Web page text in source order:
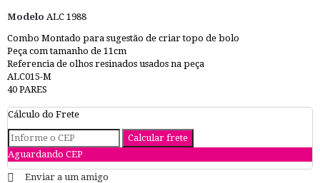
Modelo ALC 1988
Combo Montado para sugestão de criar topo de bolo
Peça com tamanho de 11cm
Referencia de olhos resinados usados na peça
ALC015-M
40 PARES
Cálculo do Frete
Aguardando CEP
Enviar a um amigo